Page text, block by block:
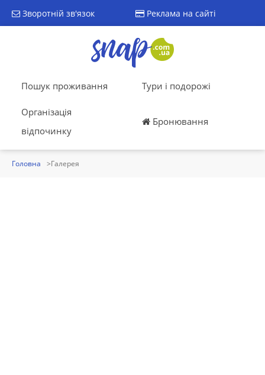
Зворотній зв'язок Реклама на сайті
Пошук проживання Тури і подорожі
Організація
відпочинку
Бронювання
Головна Галерея